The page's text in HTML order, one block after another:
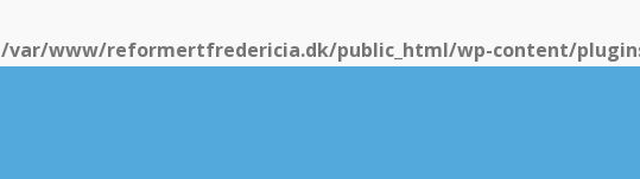
/var/www/reformertfredericia.dk/public_html/wp-content/